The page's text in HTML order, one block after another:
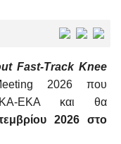
Fast-Track Knee
2026 που
EKA και θα
2026
στο